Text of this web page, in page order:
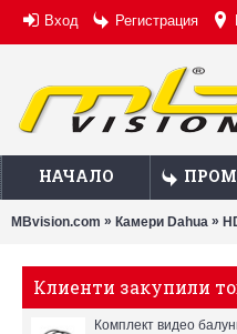
Вход Регистрация
НАЧАЛО
MBvision.com » Камери Dahua »
Комплект видео